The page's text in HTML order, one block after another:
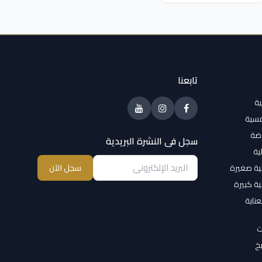
صغيرة
كبيرة
تابعنا
سجل فى النشرة البريدية
سجل الآن